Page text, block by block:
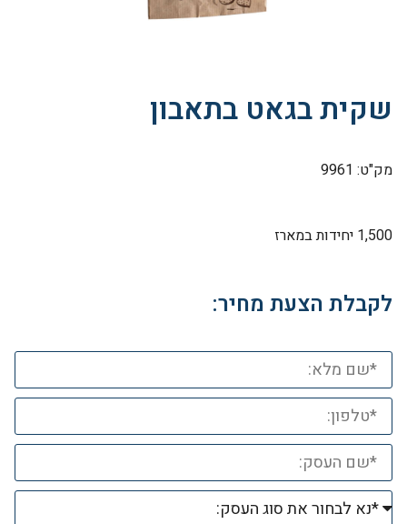
שקית בגאט בתאבון
מק"ט: 9961
1,500 יחידות במארז
לקבלת הצעת מחיר: